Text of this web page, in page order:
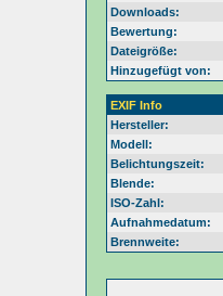
Downloads:
Bewertung:
Dateigröße:
Hinzugefügt von:
EXIF Info
Hersteller:
Modell:
Belichtungszeit:
Blende:
ISO-Zahl:
Aufnahmedatum:
Brennweite: